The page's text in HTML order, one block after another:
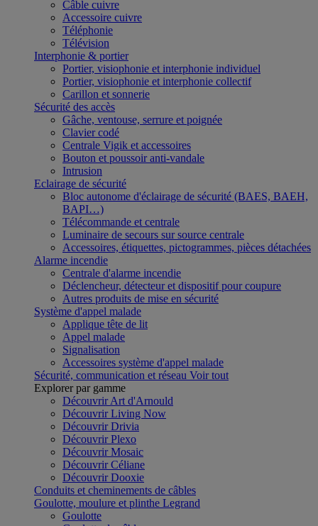
Câble cuivre
Accessoire cuivre
Téléphonie
Télévision
Interphonie & portier
Portier, visiophonie et interphonie individuel
Portier, visiophonie et interphonie collectif
Carillon et sonnerie
Sécurité des accès
Gâche, ventouse, serrure et poignée
Clavier codé
Centrale Vigik et accessoires
Bouton et poussoir anti-vandale
Intrusion
Eclairage de sécurité
Bloc autonome d'éclairage de sécurité (BAES, BAEH,
BAPI…)
Télécommande et centrale
Luminaire de secours sur source centrale
Accessoires, étiquettes, pictogrammes, pièces détachées
Alarme incendie
Centrale d'alarme incendie
Déclencheur, détecteur et dispositif pour coupure
Autres produits de mise en sécurité
Système d'appel malade
Applique tête de lit
Appel malade
Signalisation
Accessoires système d'appel malade
Sécurité, communication et réseau Voir tout
Explorer par gamme
Découvrir Art d'Arnould
Découvrir Living Now
Découvrir Drivia
Découvrir Plexo
Découvrir Mosaic
Découvrir Céliane
Découvrir Dooxie
Conduits et cheminements de câbles
Goulotte, moulure et plinthe Legrand
Goulotte